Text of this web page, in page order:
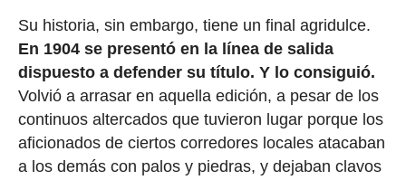
Su historia, sin embargo, tiene un final agridulce.
En 1904 se presentó en la línea de salida
dispuesto a defender su título. Y lo consiguió.
Volvió a arrasar en aquella edición, a pesar de los
continuos altercados que tuvieron lugar porque los
aficionados de ciertos corredores locales atacaban
a los demás con palos y piedras, y dejaban clavos